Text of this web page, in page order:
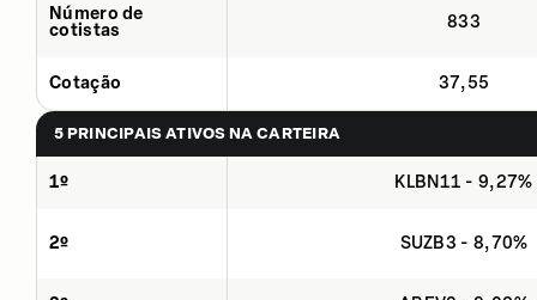
Número de
cotistas
833
Cotação 37,55
5 PRINCIPAIS ATIVOS NA CARTEIRA
1º KLBN11 - 9,27%
2º SUZB3 - 8,70%